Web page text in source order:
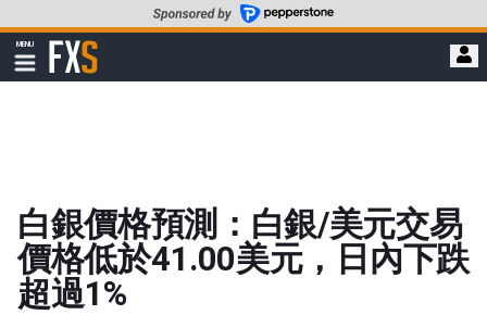
至
要
MENU
顯
示
FXStreet
白銀價格預測：白銀/美元交易
價格低於41.00美元，日內下跌
超過1%